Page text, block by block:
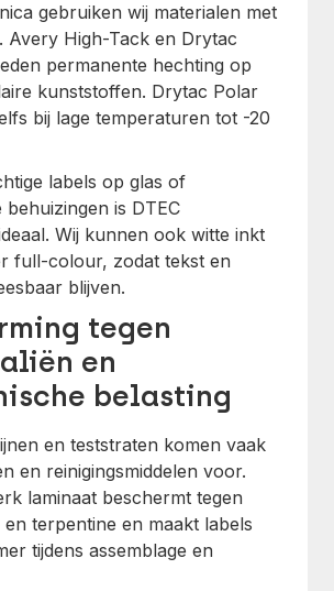
gebruiken wij materialen met
Avery High-Tack en Drytac
permanente hechting op
kunststoffen. Drytac Polar
bij lage temperaturen tot -20
labels op glas of
is DTEC
Wij kunnen ook witte inkt
full-colour, zodat tekst en
blijven.
tegen
en
belasting
en teststraten komen vaak
en reinigingsmiddelen voor.
laminaat beschermt tegen
terpentine en maakt labels
tijdens assemblage en